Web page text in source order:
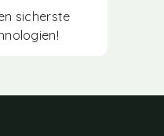
sicherste